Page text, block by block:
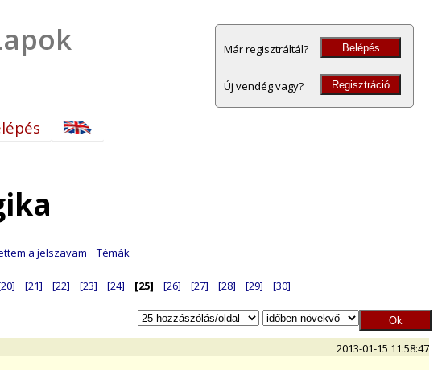
Már regisztráltál? Belépés
Új vendég vagy? Regisztráció
a jelszavam Témák
[21] [22] [23] [24] [25] [26] [27] [28] [29] [30]
2013-01-15 11:58:47